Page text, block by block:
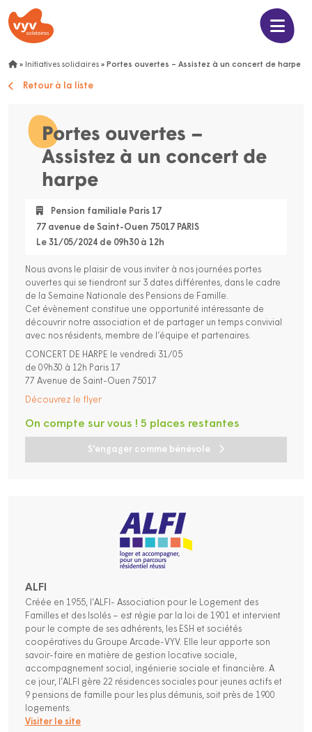
» Initiatives solidaires » Portes ouvertes – Assistez à un concert de harpe
Retour à la liste
Portes ouvertes –
Assistez à un concert de
harpe
Pension familiale Paris 17
77 avenue de Saint-Ouen 75017 PARIS
Le 31/05/2024 de 09h30 à 12h
Nous avons le plaisir de vous inviter à nos journées portes
ouvertes qui se tiendront sur 3 dates différentes, dans le cadre
de la Semaine Nationale des Pensions de Famille.
Cet évènement constitue une opportunité intéressante de
découvrir notre association et de partager un temps convivial
avec nos résidents, membre de l’équipe et partenaires.
CONCERT DE HARPE le vendredi 31/05
de 09h30 à 12h Paris 17
77 Avenue de Saint-Ouen 75017
Découvrez le flyer
S'engager comme bénévole
On compte sur vous ! 5 places restantes
ALFI
Créée en 1955, l’ALFI- Association pour le Logement des
Familles et des Isolés – est régie par la loi de 1901 et intervient
pour le compte de ses adhérents, les ESH et sociétés
coopératives du Groupe Arcade-VYV. Elle leur apporte son
savoir-faire en matière de gestion locative sociale,
accompagnement social, ingénierie sociale et financière. A
ce jour, l’ALFI gère 22 résidences sociales pour jeunes actifs et
9 pensions de famille pour les plus démunis, soit près de 1900
logements.
Visiter le site